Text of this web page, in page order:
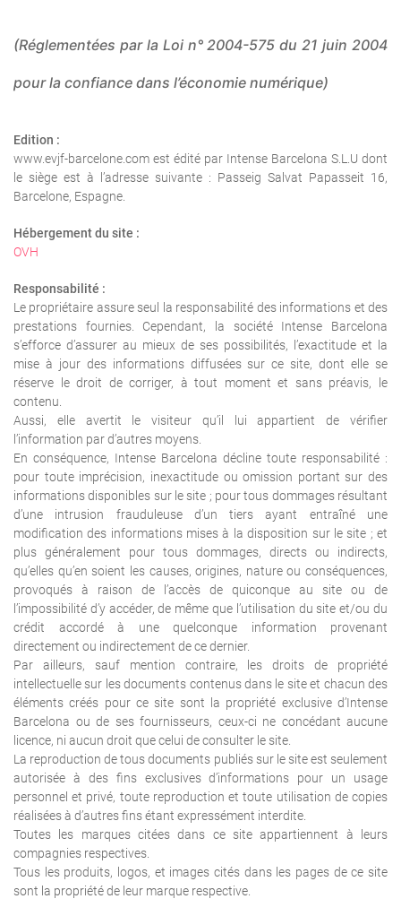
(Réglementées par la Loi n° 2004-575 du 21 juin 2004
pour la confiance dans l’économie numérique)
Edition :
www.evjf-barcelone.com est édité par Intense Barcelona S.L.U dont
le siège est à l’adresse suivante : Passeig Salvat Papasseit 16,
Barcelone, Espagne.
Hébergement du site :
OVH
Responsabilité :
Le propriétaire assure seul la responsabilité des informations et des
prestations fournies. Cependant, la société Intense Barcelona
s’efforce d’assurer au mieux de ses possibilités, l’exactitude et la
mise à jour des informations diffusées sur ce site, dont elle se
réserve le droit de corriger, à tout moment et sans préavis, le
contenu.
Aussi, elle avertit le visiteur qu’il lui appartient de vérifier
l’information par d’autres moyens.
En conséquence, Intense Barcelona décline toute responsabilité :
pour toute imprécision, inexactitude ou omission portant sur des
informations disponibles sur le site ; pour tous dommages résultant
d’une intrusion frauduleuse d’un tiers ayant entraîné une
modification des informations mises à la disposition sur le site ; et
plus généralement pour tous dommages, directs ou indirects,
qu’elles qu’en soient les causes, origines, nature ou conséquences,
provoqués à raison de l’accès de quiconque au site ou de
l’impossibilité d’y accéder, de même que l’utilisation du site et/ou du
crédit accordé à une quelconque information provenant
directement ou indirectement de ce dernier.
Par ailleurs, sauf mention contraire, les droits de propriété
intellectuelle sur les documents contenus dans le site et chacun des
éléments créés pour ce site sont la propriété exclusive d’Intense
Barcelona ou de ses fournisseurs, ceux-ci ne concédant aucune
licence, ni aucun droit que celui de consulter le site.
La reproduction de tous documents publiés sur le site est seulement
autorisée à des fins exclusives d’informations pour un usage
personnel et privé, toute reproduction et toute utilisation de copies
réalisées à d’autres fins étant expressément interdite.
Toutes les marques citées dans ce site appartiennent à leurs
compagnies respectives.
Tous les produits, logos, et images cités dans les pages de ce site
sont la propriété de leur marque respective.